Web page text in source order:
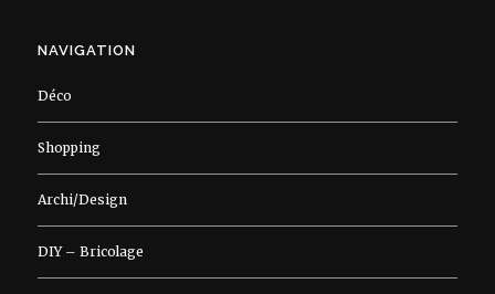
NAVIGATION
Déco
Shopping
Archi/Design
DIY – Bricolage